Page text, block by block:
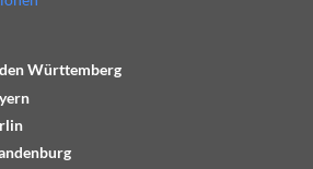
Württemberg